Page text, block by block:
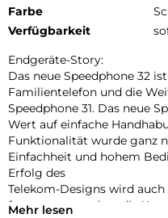
Farbe
Verfügbarkeit
Endgeräte-Story:
Das neue Speedphone 32
Familientelefon und die
Speedphone 31. Das neue
Wert auf einfache
Funktionalität wurde ganz
Einfachheit und hohem
Erfolg des
Telekom-Designs wird
fortgesetzt, so dass die
Mehr lesen